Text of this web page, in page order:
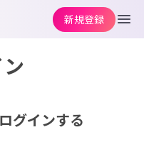
グインする
新規登録